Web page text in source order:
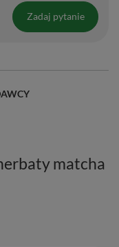
Zadaj pytanie
matcha